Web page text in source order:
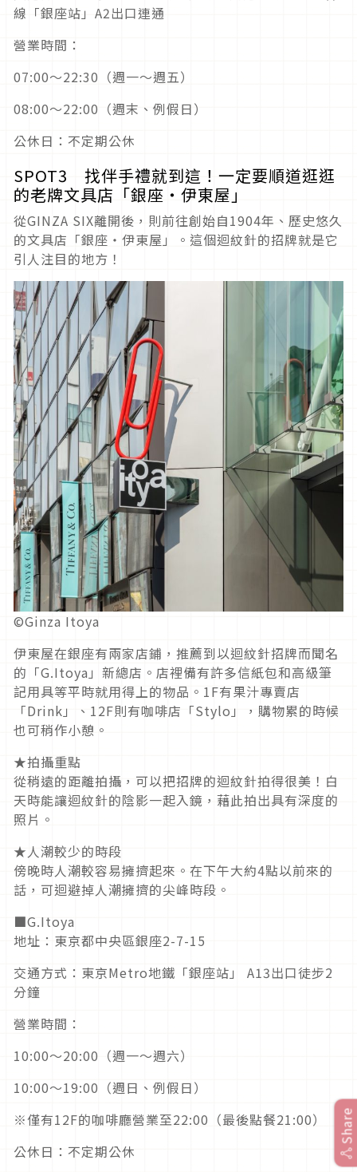
線「銀座站」A2出口連通
營業時間：
07:00～22:30（週一～週五）
08:00～22:00（週末、例假日）
公休日：不定期公休
SPOT3 找伴手禮就到這！一定要順道逛逛
的老牌文具店「銀座・伊東屋」
從GINZA SIX離開後，則前往創始自1904年、歷史悠久
的文具店「銀座‧伊東屋」。這個迴紋針的招牌就是它
引人注目的地方！
©Ginza Itoya
伊東屋在銀座有兩家店鋪，推薦到以迴紋針招牌而聞名
的「G.Itoya」新總店。店裡備有許多信紙包和高級筆
記用具等平時就用得上的物品。1F有果汁專賣店
「Drink」、12F則有咖啡店「Stylo」，購物累的時候
也可稍作小憩。
★拍攝重點
從稍遠的距離拍攝，可以把招牌的迴紋針拍得很美！白
天時能讓迴紋針的陰影一起入鏡，藉此拍出具有深度的
照片。
★人潮較少的時段
傍晚時人潮較容易擁擠起來。在下午大約4點以前來的
話，可迴避掉人潮擁擠的尖峰時段。
■G.Itoya
地址：東京都中央區銀座2-7-15
交通方式：東京Metro地鐵「銀座站」 A13出口徒步2
分鐘
營業時間：
10:00～20:00（週一～週六）
10:00～19:00（週日、例假日）
※僅有12F的咖啡廳營業至22:00（最後點餐21:00）
公休日：不定期公休
Share